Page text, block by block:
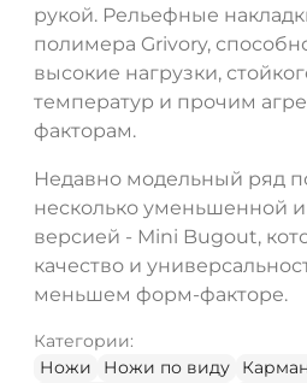
рукой. Рельефные
полимера Grivory,
высокие нагрузки,
температур и прочим
факторам.
Недавно модельный ряд
несколько уменьшенной
версией - Mini Bugout,
качество и
меньшем форм-факторе.
Категории:
Ножи
Ножи по виду